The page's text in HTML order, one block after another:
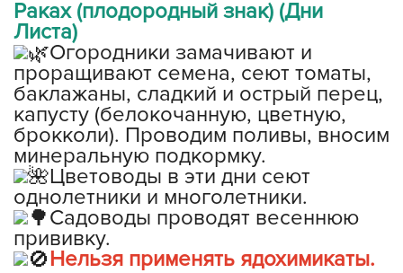
Раках (плодородный знак) (Дни
Листа)
Огородники замачивают и
проращивают семена, сеют томаты,
баклажаны, сладкий и острый перец,
капусту (белокочанную, цветную,
брокколи). Проводим поливы, вносим
минеральную подкормку.
Цветоводы в эти дни сеют
однолетники и многолетники.
Садоводы проводят весеннюю
прививку.
Нельзя применять ядохимикаты.